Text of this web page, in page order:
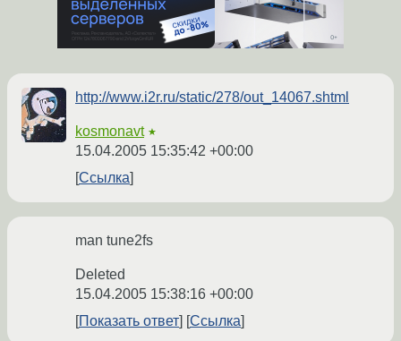
http://www.i2r.ru/static/278/out_14067.shtml
kosmonavt ★
15.04.2005 15:35:42 +00:00
Ссылка
man tune2fs
Deleted
15.04.2005 15:38:16 +00:00
Показать ответ
Ссылка